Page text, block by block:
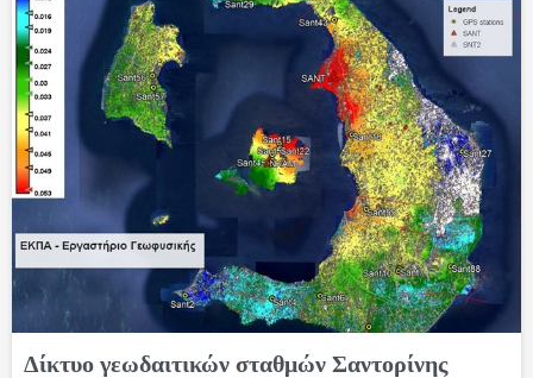
Δίκτυο γεωδαιτικών σταθμών Σαντορίνης